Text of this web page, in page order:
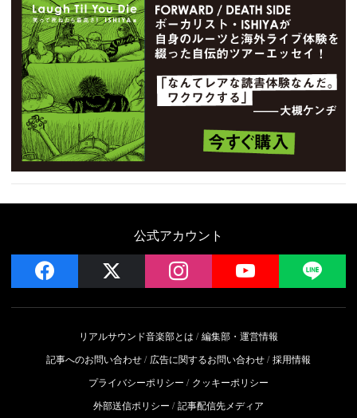
公式アカウント
facebook instagram YouTube
リアルサウンド音楽部とは
編集部・運営情報
記事へのお問い合わせ
広告に関するお問い合わせ 採用情報
プライバシーポリシー
クッキーポリシー
外部送信ポリシー
記事配信先メディア